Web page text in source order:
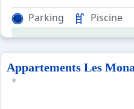
Agréable et confortable,
Pour votre confort, vous
Parking Piscine
Appartements Les